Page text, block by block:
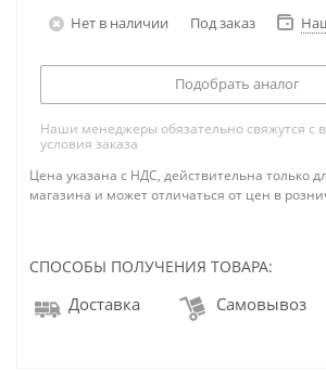
Нет в наличии Под заказ
Подобрать аналог
Наши менеджеры обязательно свяжутся с
условия заказа
Цена указана с НДС, действительна только
магазина и может отличаться от цен в
СПОСОБЫ ПОЛУЧЕНИЯ ТОВАРА:
Доставка Самовывоз